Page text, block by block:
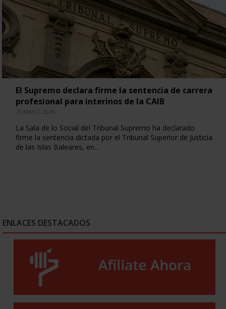
El Supremo declara firme la sentencia de carrera
profesional para interinos de la CAIB
26 MAYO, 2019
La Sala de lo Social del Tribunal Supremo ha declarado
firme la sentencia dictada por el Tribunal Superior de Justicia
de las Islas Baleares, en…
ENLACES DESTACADOS